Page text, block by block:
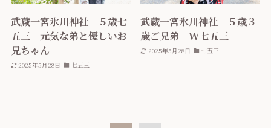
武蔵一宮氷川神社 ５歳七
五三 元気な弟と優しいお
兄ちゃん
2025年5月28日 七五三
武蔵一宮氷川神社 ５歳３
歳ご兄弟 W七五三
2025年5月28日 七五三